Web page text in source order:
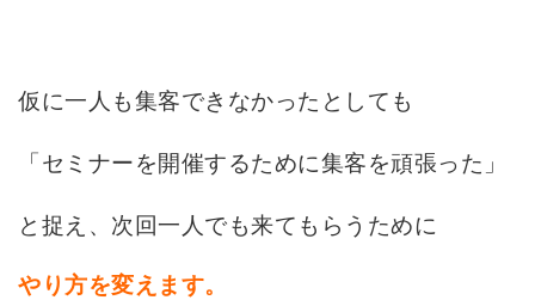
仮に一人も集客できなかったとしても
「セミナーを開催するために集客を頑張った」
と捉え、次回一人でも来てもらうために
やり方を変えます。